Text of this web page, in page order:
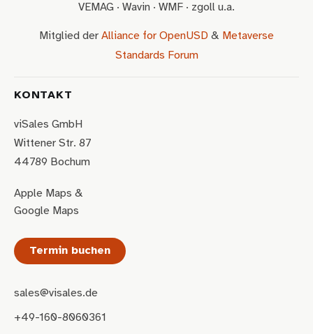
VEMAG · Wavin · WMF · zgoll u.a.
Mitglied der Alliance for OpenUSD & Metaverse
Standards Forum
KONTAKT
viSales GmbH
Wittener Str. 87
44789 Bochum
Apple Maps &
Google Maps
Termin buchen
sales@visales.de
+49-160-8060361